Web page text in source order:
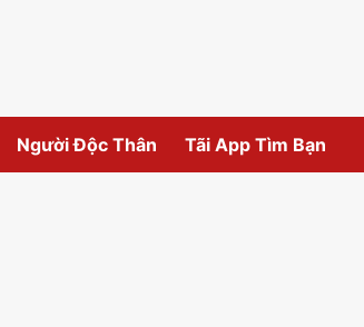
Người Độc Thân Tãi App Tìm Bạn